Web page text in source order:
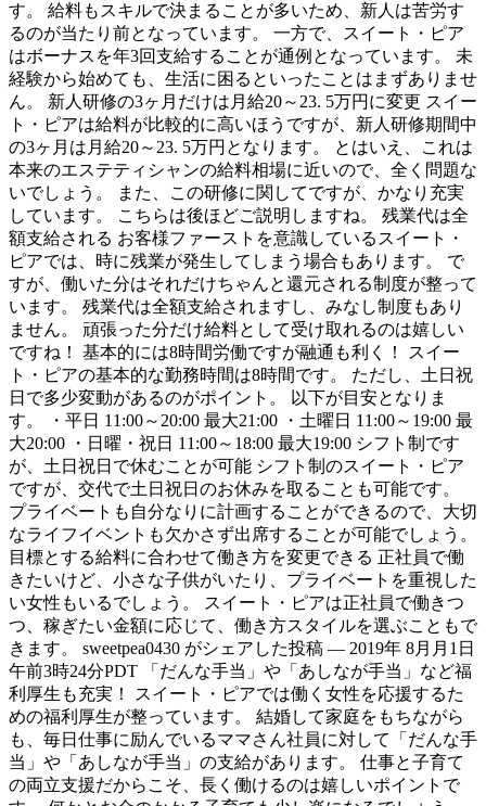
す。 給料もスキルで決まることが多いため、新人は苦労す
るのが当たり前となっています。 一方で、スイート・ピア
はボーナスを年3回支給することが通例となっています。 未
経験から始めても、生活に困るといったことはまずありませ
ん。 新人研修の3ヶ月だけは月給20～23. 5万円に変更 スイー
ト・ピアは給料が比較的に高いほうですが、新人研修期間中
の3ヶ月は月給20～23. 5万円となります。 とはいえ、これは
本来のエステティシャンの給料相場に近いので、全く問題な
いでしょう。 また、この研修に関してですが、かなり充実
しています。 こちらは後ほどご説明しますね。 残業代は全
額支給される お客様ファーストを意識しているスイート・
ピアでは、時に残業が発生してしまう場合もあります。 で
すが、働いた分はそれだけちゃんと還元される制度が整って
います。 残業代は全額支給されますし、みなし制度もあり
ません。 頑張った分だけ給料として受け取れるのは嬉しい
ですね！ 基本的には8時間労働ですが融通も利く！ スイー
ト・ピアの基本的な勤務時間は8時間です。 ただし、土日祝
日で多少変動があるのがポイント。 以下が目安となりま
す。 ・平日 11:00～20:00 最大21:00 ・土曜日 11:00～19:00 最
大20:00 ・日曜・祝日 11:00～18:00 最大19:00 シフト制です
が、土日祝日で休むことが可能 シフト制のスイート・ピア
ですが、交代で土日祝日のお休みを取ることも可能です。
プライベートも自分なりに計画することができるので、大切
なライフイベントも欠かさず出席することが可能でしょう。
目標とする給料に合わせて働き方を変更できる 正社員で働
きたいけど、小さな子供がいたり、プライベートを重視した
い女性もいるでしょう。 スイート・ピアは正社員で働きつ
つ、稼ぎたい金額に応じて、働き方スタイルを選ぶこともで
きます。 sweetpea0430 がシェアした投稿 — 2019年 8月月1日
午前3時24分PDT 「だんな手当」や「あしなが手当」など福
利厚生も充実！ スイート・ピアでは働く女性を応援するた
めの福利厚生が整っています。 結婚して家庭をもちながら
も、毎日仕事に励んでいるママさん社員に対して「だんな手
当」や「あしなが手当」の支給があります。 仕事と子育て
の両立支援だからこそ、長く働けるのは嬉しいポイントで